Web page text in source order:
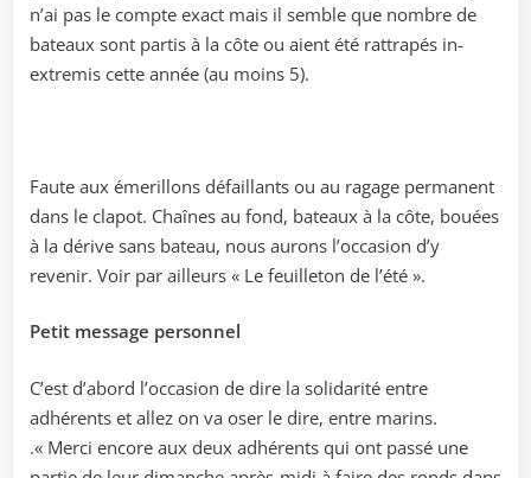
n’ai pas le compte exact mais il semble que nombre de
bateaux sont partis à la côte ou aient été rattrapés in-
extremis cette année (au moins 5).
Faute aux émerillons défaillants ou au ragage permanent
dans le clapot. Chaînes au fond, bateaux à la côte, bouées
à la dérive sans bateau, nous aurons l’occasion d’y
revenir. Voir par ailleurs « Le feuilleton de l’été ».
Petit message personnel
C’est d’abord l’occasion de dire la solidarité entre
adhérents et allez on va oser le dire, entre marins.
.« Merci encore aux deux adhérents qui ont passé une